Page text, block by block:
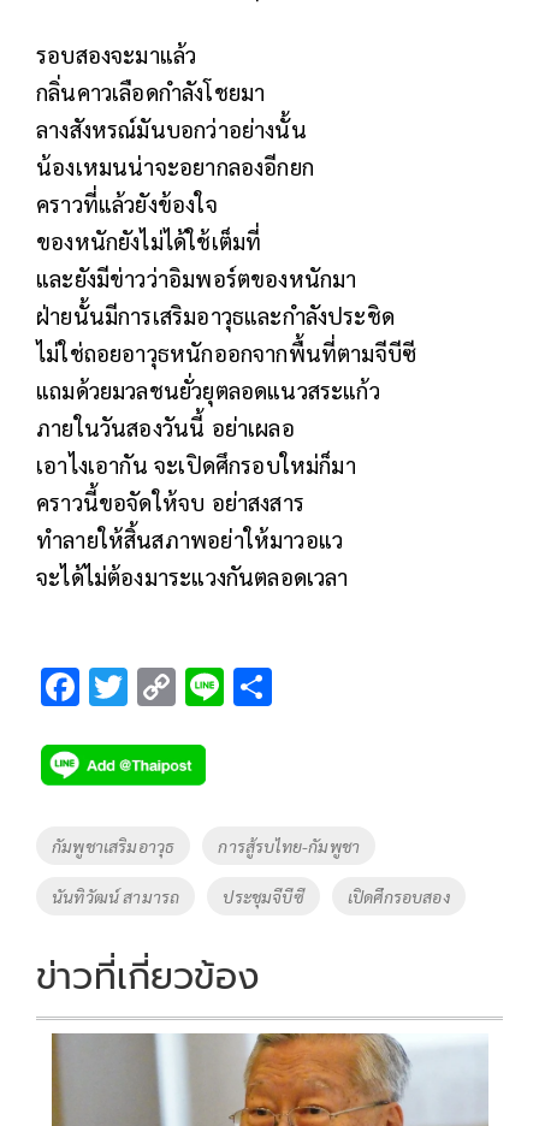
รอบสองจะมาแล้ว
กลิ่นคาวเลือดกำลังโชยมา
ลางสังหรณ์มันบอกว่าอย่างนั้น
น้องเหมนน่าจะอยากลองอีกยก
คราวที่แล้วยังข้องใจ​
ของหนักยังไม่ได้ใช้เต็มที่
และยังมีข่าวว่าอิมพอร์ตของหนักมา
ฝ่ายนั้นมีการเสริมอาวุธและกำลังประชิด
ไม่ใช่ถอยอาวุธหนักออกจากพื้นที่ตามจีบีซี
แถมด้วยมวลชนยั่วยุตลอดแนวสระแก้ว
ภายในวันสองวันนี้​ อย่าเผลอ
เอาไงเอากัน​ จะเปิดศึกรอบใหม่ก็มา
คราวนี้ขอจัดให้จบ​ อย่าสงสาร
ทำลายให้สิ้นสภาพอย่าให้มาวอแว
จะได้ไม่ต้องมาระแวงกันตลอดเวลา
F
e
b
o
o
k
T
tt
er
C
p
y
k
Li
Tags
กัมพูชาเสริมอาวุธ การสู้รบไทย-กัมพูชา
นันทิวัฒน์ สามารถ ประชุมจีบีซี เปิดศึกรอบสอง
ข่าวที่เกี่ยวข้อง